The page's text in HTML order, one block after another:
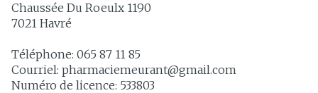
Chaussée Du Roeulx 1190
7021 Havré
Téléphone: 065 87 11 85
Courriel: pharmaciemeurant@gmail.com
Numéro de licence: 533803